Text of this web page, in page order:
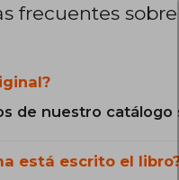
frecuentes sobre
de nuestro catálogo
está escrito el